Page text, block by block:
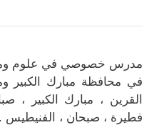
مدرس خصوصي في علوم
في محافظة مبارك الكبير
القرين ، مبارك الكبير ،
فطيرة ، صبحان ، الفنيطيس .